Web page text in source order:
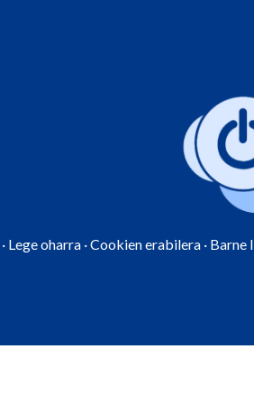
· Lege oharra ·Cookien erabilera · Barne